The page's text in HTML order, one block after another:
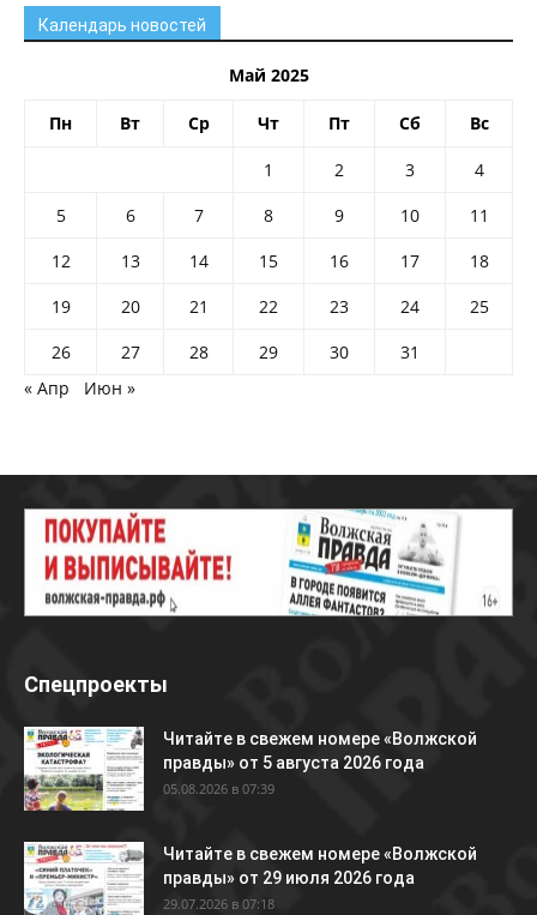
Календарь новостей
Май 2025
Пн Вт Ср Чт Пт Сб Вс
1 2 3
4
5
6 7 8 9 10
11
12
13 14 15 16 17
18
19
20 21 22 23 24
25
26
27 28 29 30
31
« Апр
Июн »
Спецпроекты
Читайте в свежем номере «Волжской
правды» от 5 августа 2026 года
05.08.2026 в 07:39
Читайте в свежем номере «Волжской
правды» от 29 июля 2026 года
29.07.2026 в 07:18